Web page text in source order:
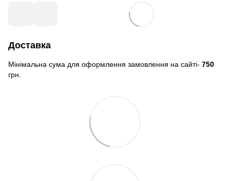
Доставка
Мінімальна сума для оформлення замовлення на сайті- 750
грн.